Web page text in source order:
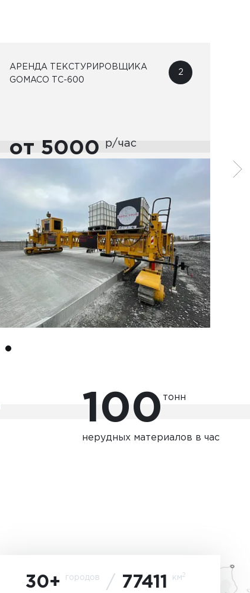
АРЕНДА ТЕКСТУРИРОВЩИКА
GOMACO ТС-600
от 5000 р/час
2
100 тонн
нерудных материалов в час
30+ городов 77411 км 2